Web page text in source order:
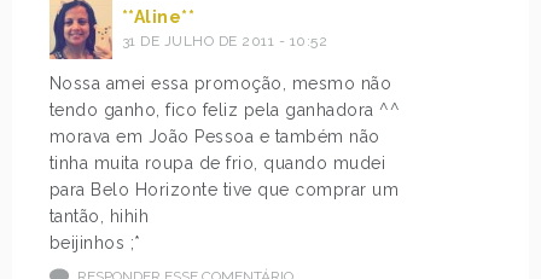
**Aline**
31 DE JULHO DE 2011 - 10:52
Nossa amei essa promoção, mesmo não
tendo ganho, fico feliz pela ganhadora ^^
morava em João Pessoa e também não
tinha muita roupa de frio, quando mudei
para Belo Horizonte tive que comprar um
tantão, hihih
beijinhos ;*